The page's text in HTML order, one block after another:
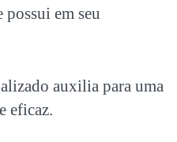
em seu
auxilia para uma
eficaz.